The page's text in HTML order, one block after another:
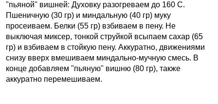
"пьяной" вишней: Духовку разогреваем до 160 С.
Пшеничную (30 гр) и миндальную (40 гр) муку
просеиваем. Белки (55 гр) взбиваем в пену. Не
выключая миксер, тонкой струйкой всыпаем сахар (65
гр) и взбиваем в стойкую пену. Аккуратно, движениями
снизу вверх вмешиваем миндально-мучную смесь. В
конце добавляем "пьяную" вишню (80 гр), также
аккуратно перемешиваем.